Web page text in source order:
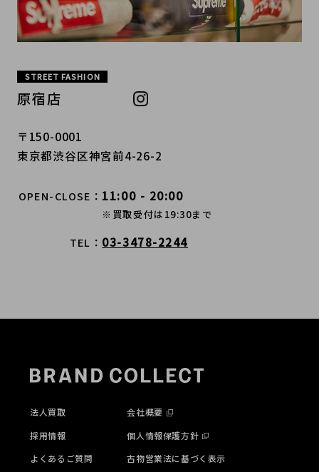
STREET FASHION
原宿店
〒150-0001
東京都渋谷区神宮前4-26-2
OPEN-CLOSE 11:00 - 20:00
※買取受付は19:30まで
TEL 03-3478-2244
法人買取
採用情報
よくあるご質問
会社概要
個人情報保護方針
古物営業法に基づく表示